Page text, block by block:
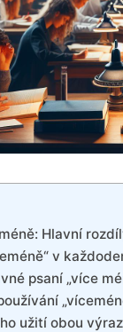
Hlavní
v
psaní „více
užití obou